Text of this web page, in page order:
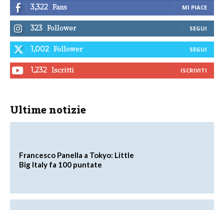
3,322 Fans MI PIACE
323 Follower SEGUI
1,002 Follower SEGUI
1,232 Iscritti ISCRIVITI
Ultime notizie
Francesco Panella a Tokyo: Little
Big Italy fa 100 puntate